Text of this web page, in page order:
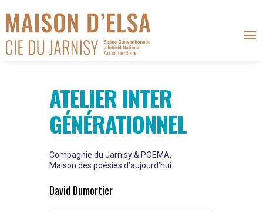
ATELIER INTER
GÉNÉRATIONNEL
Compagnie du Jarnisy & POEMA,
Maison des poésies d’aujourd’hui
David Dumortier